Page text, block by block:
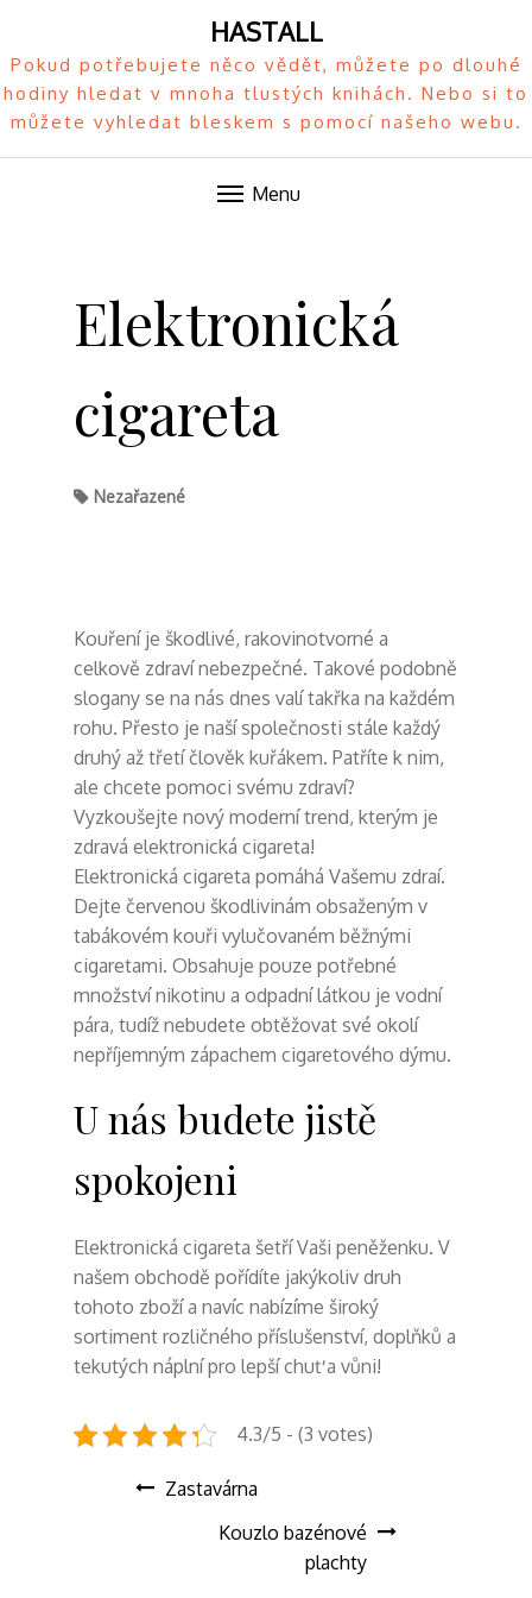
HASTALL
Pokud potřebujete něco vědět, můžete po dlouhé
hodiny hledat v mnoha tlustých knihách. Nebo si to
můžete vyhledat bleskem s pomocí našeho webu.
Menu
Elektronická
cigareta
Nezařazené
Kouření je škodlivé, rakovinotvorné a
celkově zdraví nebezpečné. Takové podobně
slogany se na nás dnes valí takřka na každém
rohu. Přesto je naší společnosti stále každý
druhý až třetí člověk kuřákem. Patříte k nim,
ale chcete pomoci svému zdraví?
Vyzkoušejte nový moderní trend, kterým je
zdravá elektronická cigareta!
Elektronická cigareta pomáhá Vašemu zdraí.
Dejte červenou škodlivinám obsaženým v
tabákovém kouři vylučovaném běžnými
cigaretami. Obsahuje pouze potřebné
množství nikotinu a odpadní látkou je vodní
pára, tudíž nebudete obtěžovat své okolí
nepříjemným zápachem cigaretového dýmu.
U nás budete jistě
spokojeni
Elektronická cigareta šetří Vaši peněženku. V
našem obchodě pořídíte jakýkoliv druh
tohoto zboží a navíc nabízíme široký
sortiment rozličného příslušenství, doplňků a
tekutých náplní pro lepší chuť a vůni!
4.3/5 - (3 votes)
Navigace
Zastavárna
Kouzlo bazénové
plachty